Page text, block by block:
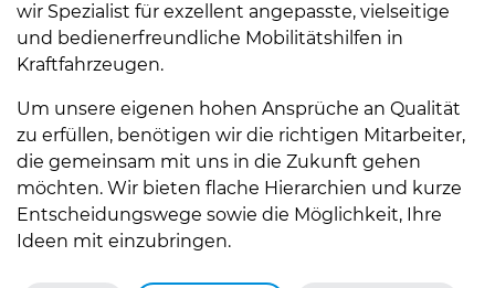
wir Spezialist für exzellent angepasste, vielseitige
und bedienerfreundliche Mobilitätshilfen in
Kraftfahrzeugen.
Um unsere eigenen hohen Ansprüche an Qualität
zu erfüllen, benötigen wir die richtigen Mitarbeiter,
die gemeinsam mit uns in die Zukunft gehen
möchten. Wir bieten flache Hierarchien und kurze
Entscheidungswege sowie die Möglichkeit, Ihre
Ideen mit einzubringen.